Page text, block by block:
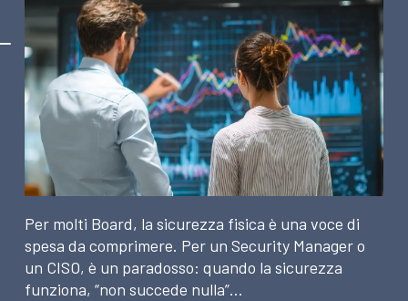
Per molti Board, la sicurezza fisica è una voce di
spesa da comprimere. Per un Security Manager o
un CISO, è un paradosso: quando la sicurezza
funziona, “non succede nulla”…